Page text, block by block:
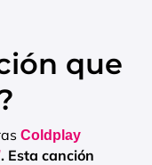
que
Coldplay
. Esta canción